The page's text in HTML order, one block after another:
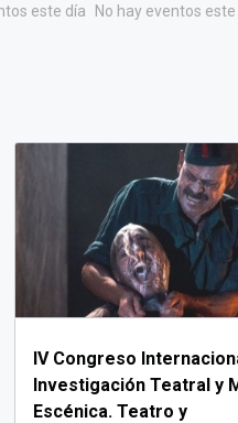
este día No hay eventos este
IV Congreso
Investigación Teatral y
Escénica. Teatro y